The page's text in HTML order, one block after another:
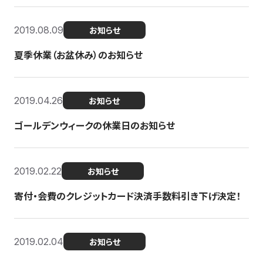
2019.08.09 お知らせ
夏季休業（お盆休み）のお知らせ
2019.04.26 お知らせ
ゴールデンウィークの休業日のお知らせ
2019.02.22 お知らせ
寄付・会費のクレジットカード決済手数料引き下げ決定！
2019.02.04 お知らせ